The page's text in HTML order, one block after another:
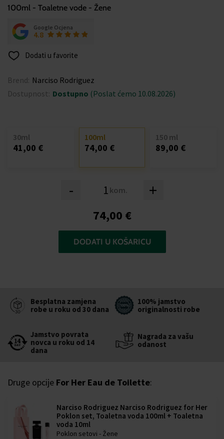
100ml - Toaletne vode - Žene
Google Ocjena
4.8
Dodati u favorite
Brend: Narciso Rodriguez
Dostupnost: Dostupno (Poslat ćemo 10.08.2026)
- kom. +
30ml
41,00 €
100ml
74,00 €
150 ml
89,00 €
74,00 €
DODATI U KOŠARICU
Besplatna zamjena
robe u roku od 30 dana
100% jamstvo
originalnosti robe
Jamstvo povrata
novca u roku od 14
dana
Nagrada za vašu
odanost
Druge opcije For Her Eau de Toilette:
Narciso Rodriguez Narciso Rodriguez for Her
Poklon set, Toaletna voda 100ml + Toaletna
voda 10ml
Poklon setovi - Žene